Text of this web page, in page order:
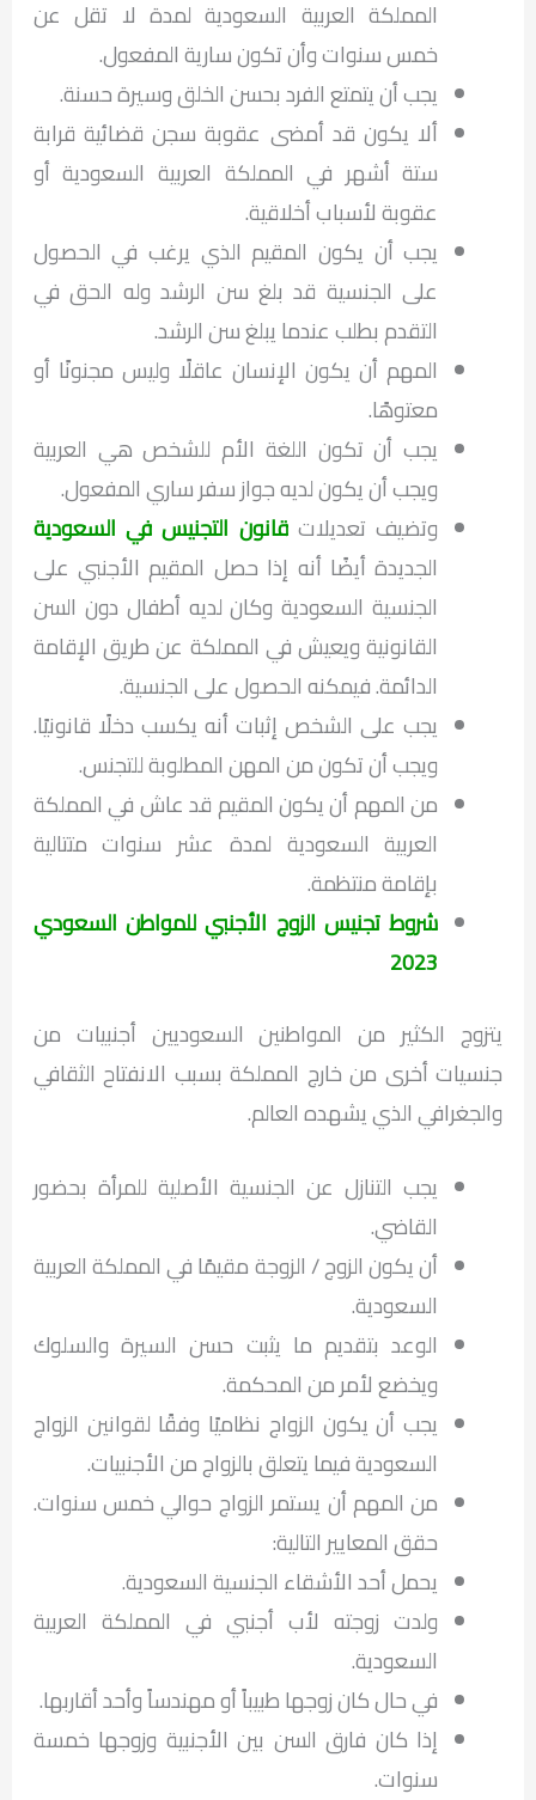
المملكة العربية السعودية لمدة لا تقل عن
خمس سنوات وأن تكون سارية المفعول.
يجب أن يتمتع الفرد بحسن الخلق وسيرة حسنة.
ألا يكون قد أمضى عقوبة سجن قضائية قرابة
ستة أشهر في المملكة العربية السعودية أو
عقوبة لأسباب أخلاقية.
يجب أن يكون المقيم الذي يرغب في الحصول
على الجنسية قد بلغ سن الرشد وله الحق في
التقدم بطلب عندما يبلغ سن الرشد.
المهم أن يكون الإنسان عاقلًا وليس مجنونًا أو
معتوهًا.
يجب أن تكون اللغة الأم للشخص هي العربية
ويجب أن يكون لديه جواز سفر ساري المفعول.
وتضيف تعديلات قانون التجنيس في السعودية
الجديدة أيضًا أنه إذا حصل المقيم الأجنبي على
الجنسية السعودية وكان لديه أطفال دون السن
القانونية ويعيش في المملكة عن طريق الإقامة
الدائمة. فيمكنه الحصول على الجنسية.
يجب على الشخص إثبات أنه يكسب دخلًا قانونيًا.
ويجب أن تكون من المهن المطلوبة للتجنس.
من المهم أن يكون المقيم قد عاش في المملكة
العربية السعودية لمدة عشر سنوات متتالية
بإقامة منتظمة.
شروط تجنيس الزوج الأجنبي للمواطن السعودي
2023
يتزوج الكثير من المواطنين السعوديين أجنبيات من
جنسيات أخرى من خارج المملكة بسبب الانفتاح الثقافي
والجغرافي الذي يشهده العالم.
يجب التنازل عن الجنسية الأصلية للمرأة بحضور
القاضي.
أن يكون الزوج / الزوجة مقيمًا في المملكة العربية
السعودية.
الوعد بتقديم ما يثبت حسن السيرة والسلوك
ويخضع لأمر من المحكمة.
يجب أن يكون الزواج نظاميًا وفقًا لقوانين الزواج
السعودية فيما يتعلق بالزواج من الأجنبيات.
من المهم أن يستمر الزواج حوالي خمس سنوات.
حقق المعايير التالية:
يحمل أحد الأشقاء الجنسية السعودية.
ولدت زوجته لأب أجنبي في المملكة العربية
السعودية.
في حال كان زوجها طبيباً أو مهندساً وأحد أقاربها.
إذا كان فارق السن بين الأجنبية وزوجها خمسة
سنوات.